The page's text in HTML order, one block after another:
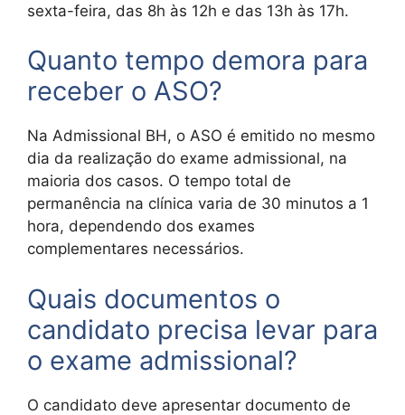
sexta-feira, das 8h às 12h e das 13h às 17h.
Quanto tempo demora para
receber o ASO?
Na Admissional BH, o ASO é emitido no mesmo
dia da realização do exame admissional, na
maioria dos casos. O tempo total de
permanência na clínica varia de 30 minutos a 1
hora, dependendo dos exames
complementares necessários.
Quais documentos o
candidato precisa levar para
o exame admissional?
O candidato deve apresentar documento de